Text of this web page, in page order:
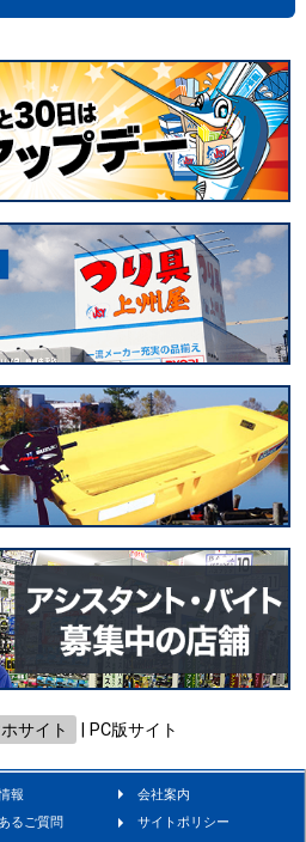
サイト PC版サイト
報
会社案内
るご質問 サイトポリシー